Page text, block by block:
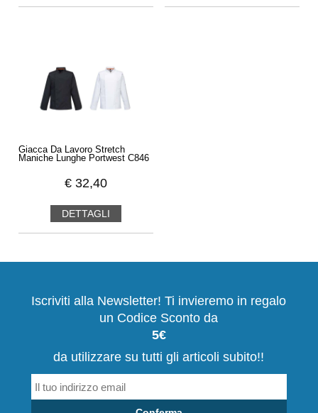
Giacca Da Lavoro Stretch
Maniche Lunghe Portwest C846
€ 32,40
DETTAGLI
Iscriviti alla Newsletter! Ti invieremo in regalo
un Codice Sconto da
5€
da utilizzare su tutti gli articoli subito!!